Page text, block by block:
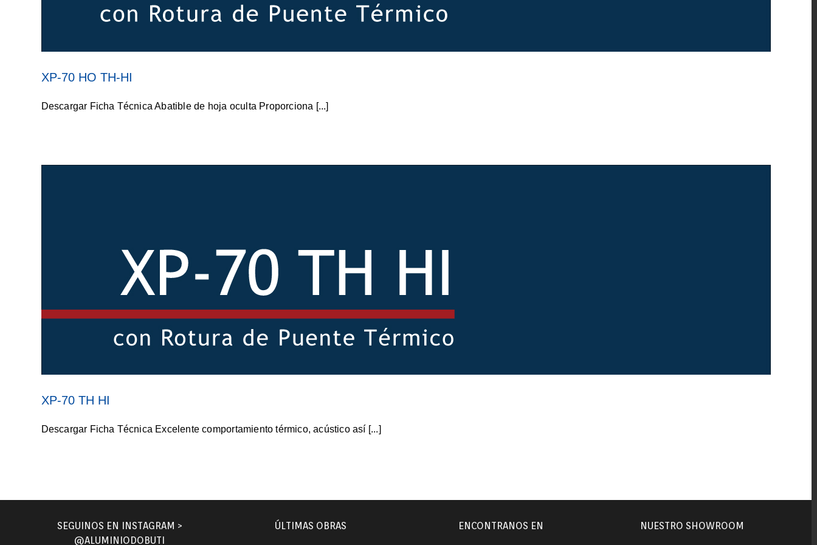
XP-70 HO TH-HI
Descargar Ficha Técnica Abatible de hoja oculta Proporciona [...]
XP-70 TH HI
Descargar Ficha Técnica Excelente comportamiento térmico, acústico así [...]
SEGUINOS EN INSTAGRAM >
@ALUMINIODOBUTI
ÚLTIMAS OBRAS ENCONTRANOS EN NUESTRO SHOWROOM